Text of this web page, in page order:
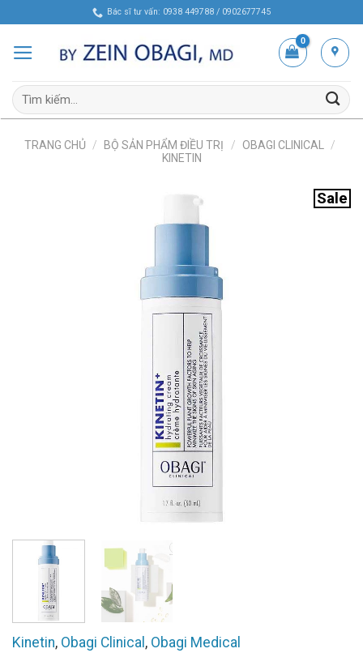
content
Bác sĩ tư vấn: 0938 449788 / 0902677745
Tìm
kiếm:
TRANG CHỦ / BỘ SẢN PHẨM ĐIỀU TRỊ / OBAGI CLINICAL /
KINETIN
Sale
Kinetin, Obagi Clinical , Obagi Medical